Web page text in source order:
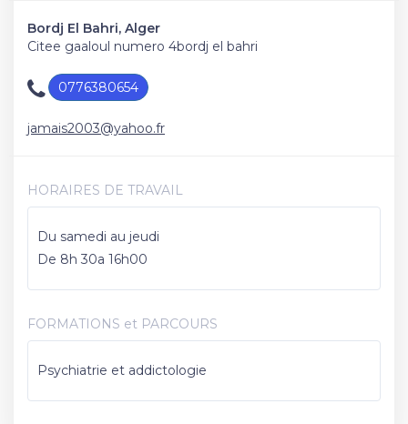
Bordj El Bahri, Alger
Citee gaaloul numero 4bordj el bahri
0776380654
jamais2003@yahoo.fr
HORAIRES DE TRAVAIL
Du samedi au jeudi
De 8h 30a 16h00
FORMATIONS et PARCOURS
Psychiatrie et addictologie